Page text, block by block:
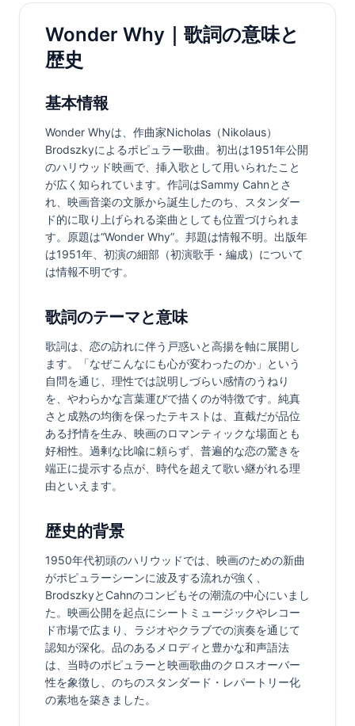
Wonder Why｜歌詞の意味と
歴史
基本情報
Wonder Whyは、作曲家Nicholas（Nikolaus）
Brodszkyによるポピュラー歌曲。初出は1951年公開
のハリウッド映画で、挿入歌として用いられたこと
が広く知られています。作詞はSammy Cahnとさ
れ、映画音楽の文脈から誕生したのち、スタンダー
ド的に取り上げられる楽曲としても位置づけられま
す。原題は“Wonder Why”。邦題は情報不明。出版年
は1951年、初演の細部（初演歌手・編成）について
は情報不明です。
歌詞のテーマと意味
歌詞は、恋の訪れに伴う戸惑いと高揚を軸に展開し
ます。「なぜこんなにも心が変わったのか」という
自問を通じ、理性では説明しづらい感情のうねり
を、やわらかな言葉運びで描くのが特徴です。純真
さと成熟の均衡を保ったテキストは、直截だが品位
ある抒情を生み、映画のロマンティックな場面とも
好相性。過剰な比喩に頼らず、普遍的な恋の驚きを
端正に提示する点が、時代を超えて歌い継がれる理
由といえます。
歴史的背景
1950年代初頭のハリウッドでは、映画のための新曲
がポピュラーシーンに波及する流れが強く、
BrodszkyとCahnのコンビもその潮流の中心にいまし
た。映画公開を起点にシートミュージックやレコー
ド市場で広まり、ラジオやクラブでの演奏を通じて
認知が深化。品のあるメロディと豊かな和声語法
は、当時のポピュラーと映画歌曲のクロスオーバー
性を象徴し、のちのスタンダード・レパートリー化
の素地を築きました。